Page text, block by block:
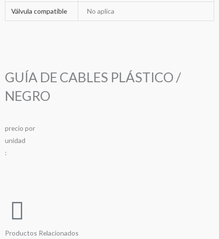
Válvula compatible No aplica
GUÍA DE CABLES PLÁSTICO /
NEGRO
precio por
unidad
:
Productos Relacionados